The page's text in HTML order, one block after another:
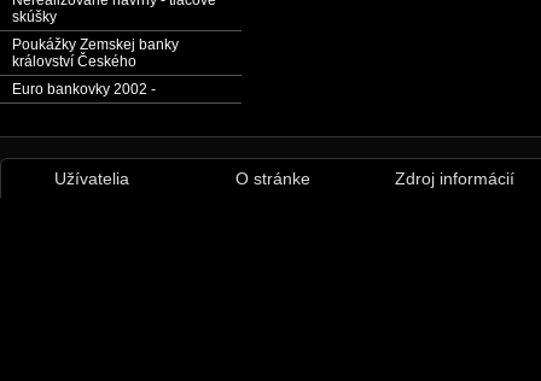
skúšky
Poukážky Zemskej banky
království Českého
Euro bankovky 2002 -
Užívatelia O stránke Zdroj informácií